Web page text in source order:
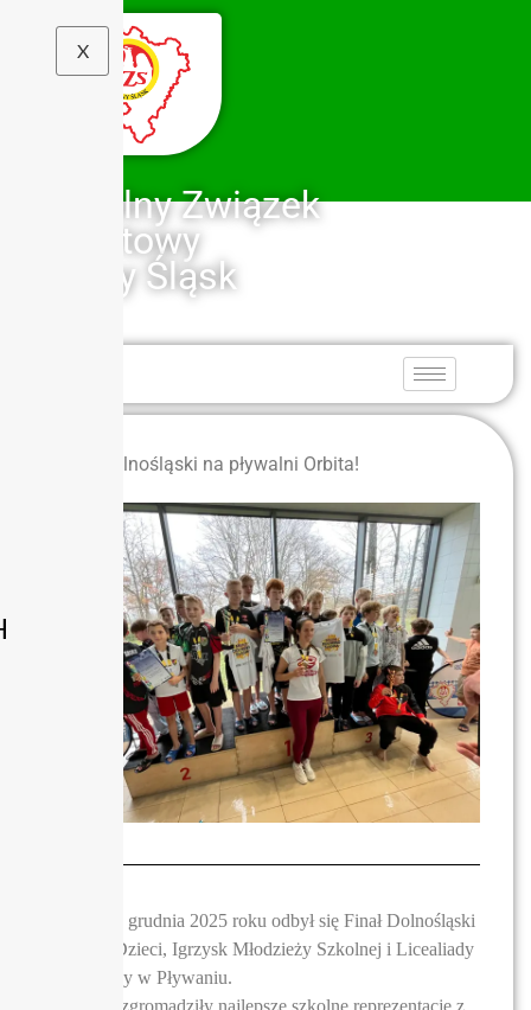
Szkolny Związek
Sportowy
Dolny Śląsk
X
Finał Dolnośląski na pływalni Orbita!
W dniu 2 grudnia 2025 roku odbył się Finał Dolnośląski
Igrzysk Dzieci, Igrzysk Młodzieży Szkolnej i Licealiady
Młodzieży w Pływaniu.
Zawody zgromadziły najlepsze szkolne reprezentacje z